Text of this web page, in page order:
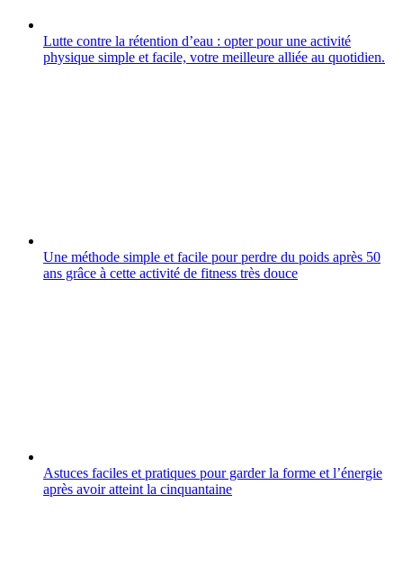
Lutte contre la rétention d’eau : opter pour une activité
physique simple et facile, votre meilleure alliée au quotidien.
Une méthode simple et facile pour perdre du poids après 50
ans grâce à cette activité de fitness très douce
Astuces faciles et pratiques pour garder la forme et l’énergie
après avoir atteint la cinquantaine